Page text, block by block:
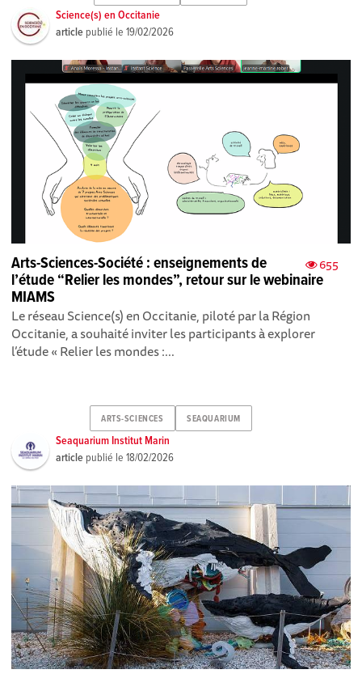
Science(s) en Occitanie
article publié le19/02/2026
655
Arts-Sciences-Société : enseignements de
l’étude “Relier les mondes”, retour sur le webinaire
MIAMS
Le réseau Science(s) en Occitanie, piloté par la Région
Occitanie, a souhaité inviter les participants à explorer
l’étude « Relier les mondes :...
ARTS-SCIENCES SEAQUARIUM
Seaquarium Institut Marin
article publié le18/02/2026